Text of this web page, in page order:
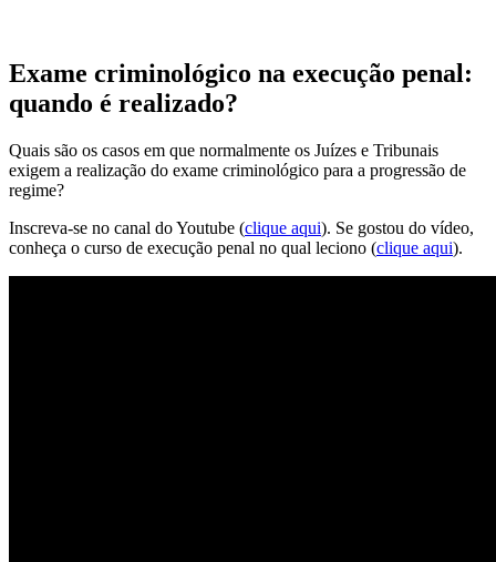
Exame criminológico na execução penal:
quando é realizado?
Quais são os casos em que normalmente os Juízes e Tribunais
exigem a realização do exame criminológico para a progressão de
regime?
Inscreva-se no canal do Youtube (clique aqui). Se gostou do vídeo,
conheça o curso de execução penal no qual leciono (clique aqui).